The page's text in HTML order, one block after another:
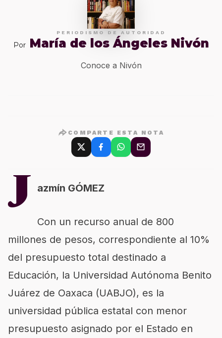
PERIODISMO DE AUTORIDAD
Por María de los Ángeles Nivón
Conoce a Nivón
COMPARTE ESTA NOTA
J azmín GÓMEZ
Con un recurso anual de 800
millones de pesos, correspondiente al 10%
del presupuesto total destinado a
Educación, la Universidad Autónoma Benito
Juárez de Oaxaca (UABJO), es la
universidad pública estatal con menor
presupuesto asignado por el Estado en